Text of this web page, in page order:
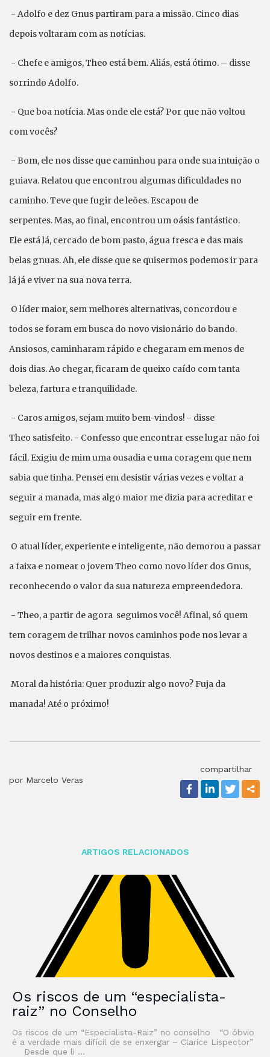
- Adolfo e dez Gnus partiram para a missão. Cinco dias
depois voltaram com as notícias.
- Chefe e amigos, Theo está bem. Aliás, está ótimo. – disse
sorrindo Adolfo.
- Que boa notícia. Mas onde ele está? Por que não voltou
com vocês?
- Bom, ele nos disse que caminhou para onde sua intuição o
guiava. Relatou que encontrou algumas dificuldades no
caminho. Teve que fugir de leões. Escapou de
serpentes. Mas, ao final, encontrou um oásis fantástico.
Ele está lá, cercado de bom pasto, água fresca e das mais
belas gnuas. Ah, ele disse que se quisermos podemos ir para
lá já e viver na sua nova terra.
O líder maior, sem melhores alternativas, concordou e
todos se foram em busca do novo visionário do bando.
Ansiosos, caminharam rápido e chegaram em menos de
dois dias. Ao chegar, ficaram de queixo caído com tanta
beleza, fartura e tranquilidade.
- Caros amigos, sejam muito bem-vindos! - disse
Theo satisfeito. - Confesso que encontrar esse lugar não foi
fácil. Exigiu de mim uma ousadia e uma coragem que nem
sabia que tinha. Pensei em desistir várias vezes e voltar a
seguir a manada, mas algo maior me dizia para acreditar e
seguir em frente.
O atual líder, experiente e inteligente, não demorou a passar
a faixa e nomear o jovem Theo como novo líder dos Gnus,
reconhecendo o valor da sua natureza empreendedora.
- Theo, a partir de agora seguimos você! Afinal, só quem
tem coragem de trilhar novos caminhos pode nos levar a
novos destinos e a maiores conquistas.
Moral da história: Quer produzir algo novo? Fuja da
manada! Até o próximo!
por Marcelo Veras
compartilhar
ARTIGOS RELACIONADOS
Os riscos de um “especialista-
raiz” no Conselho
Os riscos de um “Especialista-Raiz” no conselho “O óbvio
é a verdade mais difícil de se enxergar – Clarice Lispector”
Desde que li …